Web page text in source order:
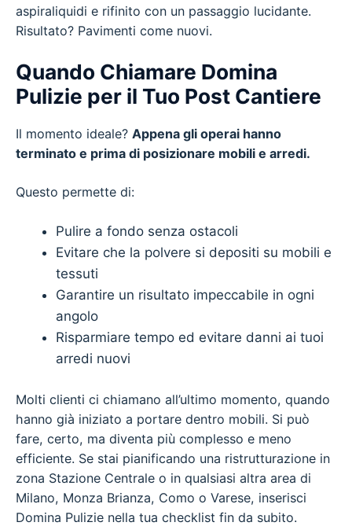
aspiraliquidi e rifinito con un passaggio lucidante.
Risultato? Pavimenti come nuovi.
Quando Chiamare Domina
Pulizie per il Tuo Post Cantiere
Il momento ideale? Appena gli operai hanno
terminato e prima di posizionare mobili e arredi.
Questo permette di:
Pulire a fondo senza ostacoli
Evitare che la polvere si depositi su mobili e
tessuti
Garantire un risultato impeccabile in ogni
angolo
Risparmiare tempo ed evitare danni ai tuoi
arredi nuovi
Molti clienti ci chiamano all’ultimo momento, quando
hanno già iniziato a portare dentro mobili. Si può
fare, certo, ma diventa più complesso e meno
efficiente. Se stai pianificando una ristrutturazione in
zona Stazione Centrale o in qualsiasi altra area di
Milano, Monza Brianza, Como o Varese, inserisci
Domina Pulizie nella tua checklist fin da subito.